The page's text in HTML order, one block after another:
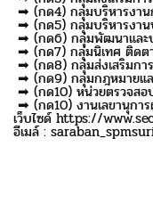
➡ (กด4) กลุ่มบริหารงาน
➡ (กด5) กลุ่มบริหารงา
➡ (กด6) กลุ่มพัฒนาและ
➡ (กด7) กลุ่มนิเทศ ติดต
➡ (กด8) กลุ่มส่งเสริมกา
➡ (กด9) กลุ่มกฎหมายแ
➡ (กด10) หน่วยตรวจสอ
➡ (กด10) งานเลขานุกา
เว็บไซด์ https://
อีเมล์ :